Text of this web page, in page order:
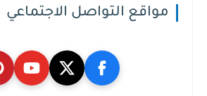
مواقع التواصل الاجتماعي